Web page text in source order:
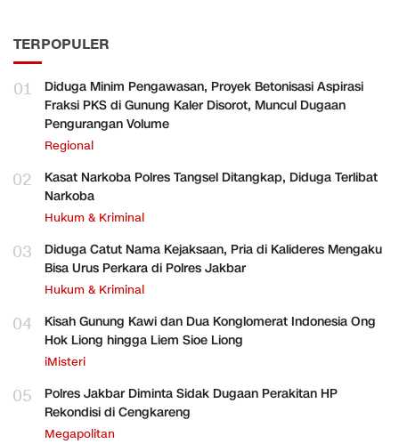
TERPOPULER
01
Diduga Minim Pengawasan, Proyek Betonisasi Aspirasi
Fraksi PKS di Gunung Kaler Disorot, Muncul Dugaan
Pengurangan Volume
Regional
02
Kasat Narkoba Polres Tangsel Ditangkap, Diduga Terlibat
Narkoba
Hukum & Kriminal
03
Diduga Catut Nama Kejaksaan, Pria di Kalideres Mengaku
Bisa Urus Perkara di Polres Jakbar
Hukum & Kriminal
04
Kisah Gunung Kawi dan Dua Konglomerat Indonesia Ong
Hok Liong hingga Liem Sioe Liong
iMisteri
05
Polres Jakbar Diminta Sidak Dugaan Perakitan HP
Rekondisi di Cengkareng
Megapolitan